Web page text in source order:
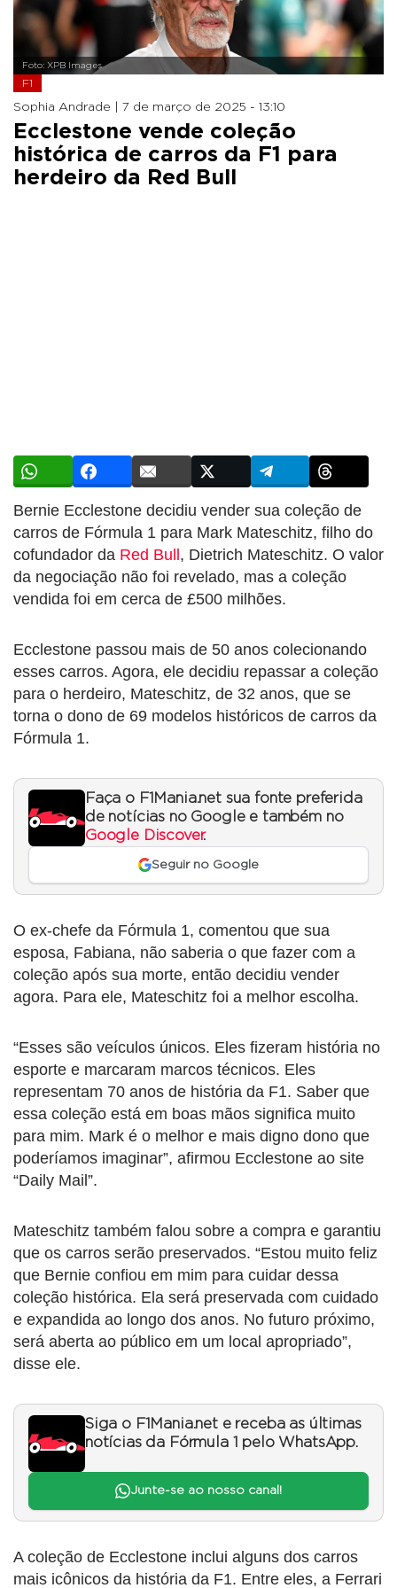
Foto: XPB Images
F1
Sophia Andrade | 7 de março de 2025 - 13:10
Ecclestone vende coleção
histórica de carros da F1 para
herdeiro da Red Bull
Bernie Ecclestone decidiu vender sua coleção de
carros de Fórmula 1 para Mark Mateschitz, filho do
cofundador da Red Bull, Dietrich Mateschitz. O valor
da negociação não foi revelado, mas a coleção
vendida foi em cerca de £500 milhões.
Ecclestone passou mais de 50 anos colecionando
esses carros. Agora, ele decidiu repassar a coleção
para o herdeiro, Mateschitz, de 32 anos, que se
torna o dono de 69 modelos históricos de carros da
Fórmula 1.
Faça o F1Mania.net sua fonte preferida
de notícias no Google e também no
Google Discover.
Seguir no Google
O ex-chefe da Fórmula 1, comentou que sua
esposa, Fabiana, não saberia o que fazer com a
coleção após sua morte, então decidiu vender
agora. Para ele, Mateschitz foi a melhor escolha.
“Esses são veículos únicos. Eles fizeram história no
esporte e marcaram marcos técnicos. Eles
representam 70 anos de história da F1. Saber que
essa coleção está em boas mãos significa muito
para mim. Mark é o melhor e mais digno dono que
poderíamos imaginar”, afirmou Ecclestone ao site
“Daily Mail”.
Mateschitz também falou sobre a compra e garantiu
que os carros serão preservados. “Estou muito feliz
que Bernie confiou em mim para cuidar dessa
coleção histórica. Ela será preservada com cuidado
e expandida ao longo dos anos. No futuro próximo,
será aberta ao público em um local apropriado”,
disse ele.
Siga o F1Mania.net e receba as últimas
notícias da Fórmula 1 pelo WhatsApp.
Junte-se ao nosso canal!
A coleção de Ecclestone inclui alguns dos carros
mais icônicos da história da F1. Entre eles, a Ferrari